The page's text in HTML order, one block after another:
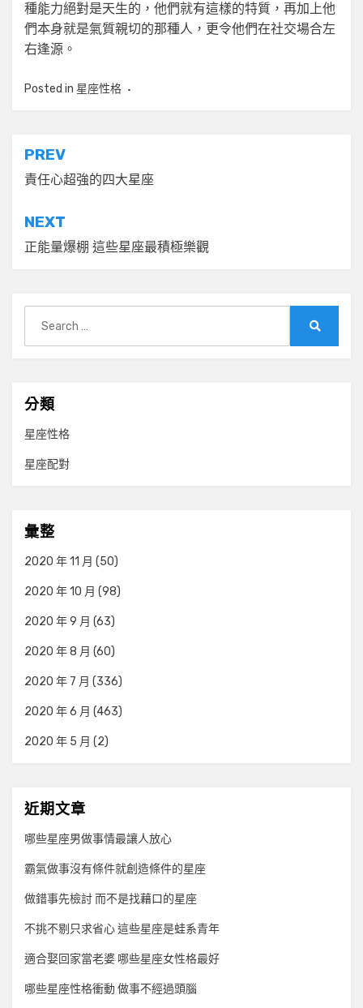
種能力絕對是天生的，他們就有這樣的特質，再加上他
們本身就是氣質親切的那種人，更令他們在社交場合左
右逢源。
Posted in 星座性格
文
章
導
覽
PREV
責任心超強的四大星座
NEXT
正能量爆棚 這些星座最積極樂觀
for:
分類
星座性格
星座配對
彙整
2020 年 11 月 (50)
2020 年 10 月 (98)
2020 年 9 月 (63)
2020 年 8 月 (60)
2020 年 7 月 (336)
2020 年 6 月 (463)
2020 年 5 月 (2)
近期文章
哪些星座男做事情最讓人放心
霸氣做事沒有條件就創造條件的星座
做錯事先檢討 而不是找藉口的星座
不挑不剔只求省心 這些星座是蛙系青年
適合娶回家當老婆 哪些星座女性格最好
哪些星座性格衝動 做事不經過頭腦